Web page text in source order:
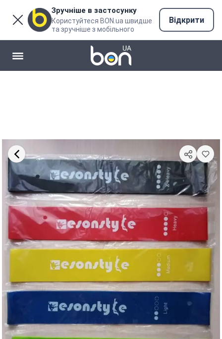
Зручніше в застосунку
Користуйтеся BON.ua швидше
та зручніше з мобільного
Відкрити